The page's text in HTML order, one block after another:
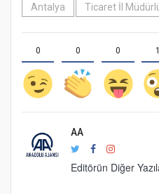
Antalya
Ticaret İl
0 0 0 1
AA
Editörün Diğer